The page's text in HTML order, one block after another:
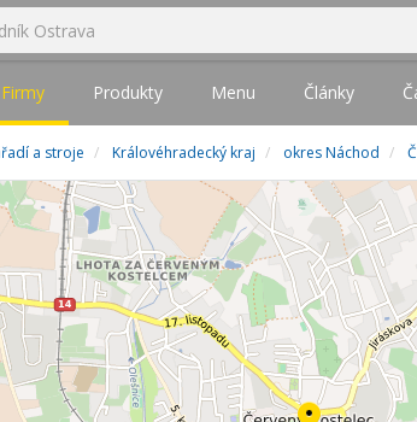
Firmy Produkty Menu Články
a stroje Královéhradecký kraj okres Náchod